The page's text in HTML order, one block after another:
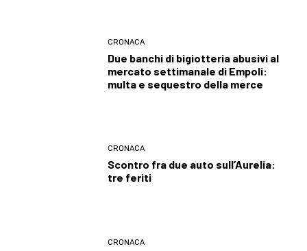
CRONACA
Due banchi di bigiotteria abusivi al
mercato settimanale di Empoli:
multa e sequestro della merce
CRONACA
Scontro fra due auto sull’Aurelia:
tre feriti
CRONACA